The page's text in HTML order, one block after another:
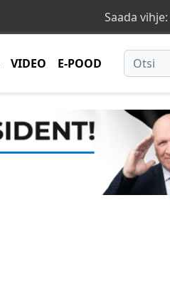
Saada vihje:
VIDEO E-POOD